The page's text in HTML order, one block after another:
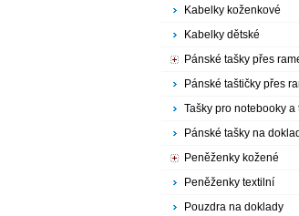
Kabelky koženkové
Kabelky dětské
Pánské tašky přes
Pánské taštičky přes
Tašky pro notebooky a
Pánské tašky na
Peněženky kožené
Peněženky textilní
Pouzdra na doklady